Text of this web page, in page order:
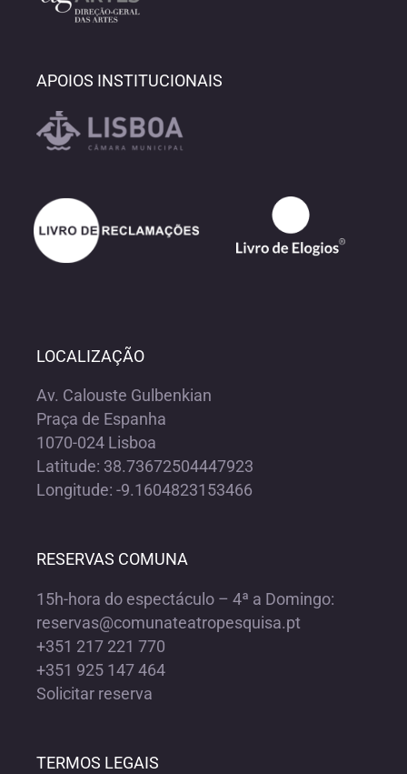
APOIOS INSTITUCIONAIS
LOCALIZAÇÃO
Av. Calouste Gulbenkian
Praça de Espanha
1070-024 Lisboa
Latitude: 38.73672504447923
Longitude: -9.1604823153466
RESERVAS COMUNA
15h-hora do espectáculo – 4ª a Domingo:
reservas@comunateatropesquisa.pt
+351 217 221 770
+351 925 147 464
Solicitar reserva
TERMOS LEGAIS